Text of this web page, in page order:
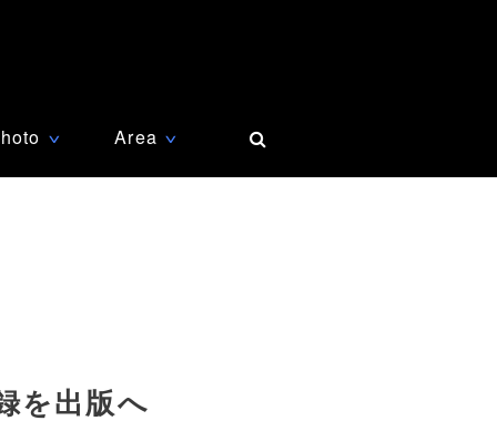
∨ Area ∨
を出版へ